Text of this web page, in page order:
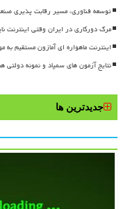
توسعه فناوری، مسیر رقابت پذیری
مرگ دورکاری در ایران وقتی اینترنت
اینترنت ماهواره ای آمازون مستقیم به
نتایج آزمون های سمپاد و نمونه
جدیدترین ها